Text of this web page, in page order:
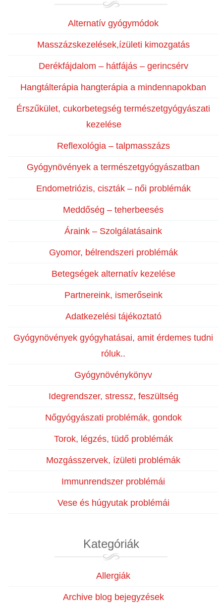
Alternatív gyógymódok
Masszázskezelések,ízületi kimozgatás
Derékfájdalom – hátfájás – gerincsérv
Hangtálterápia hangterápia a mindennapokban
Érszűkület, cukorbetegség természetgyógyászati
kezelése
Reflexológia – talpmasszázs
Gyógynövények a természetgyógyászatban
Endometriózis, ciszták – női problémák
Meddőség – teherbeesés
Áraink – Szolgálatásaink
Gyomor, bélrendszeri problémák
Betegségek alternatív kezelése
Partnereink, ismerőseink
Adatkezelési tájékoztató
Gyógynövények gyógyhatásai, amit érdemes tudni
róluk..
Gyógynövénykönyv
Idegrendszer, stressz, feszültség
Nőgyógyászati problémák, gondok
Torok, légzés, tüdő problémák
Mozgásszervek, ízületi problémák
Immunrendszer problémái
Vese és húgyutak problémái
Kategóriák
Allergiák
Archive blog bejegyzések